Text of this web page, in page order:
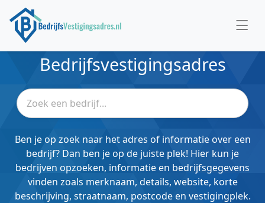
Bedrijfsvestigingsadres
Ben je op zoek naar het adres of informatie over een
bedrijf? Dan ben je op de juiste plek! Hier kun je
bedrijven opzoeken, informatie en bedrijfsgegevens
vinden zoals merknaam, details, website, korte
beschrijving, straatnaam, postcode en vestigingplek.